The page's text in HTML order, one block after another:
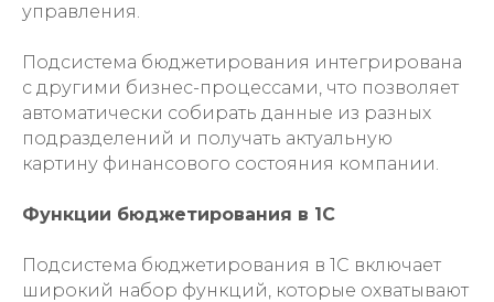
управления.
Подсистема бюджетирования интегрирована
с другими бизнес-процессами, что позволяет
автоматически собирать данные из разных
подразделений и получать актуальную
картину финансового состояния компании.
Функции бюджетирования в 1С
Подсистема бюджетирования в 1С включает
широкий набор функций, которые охватывают